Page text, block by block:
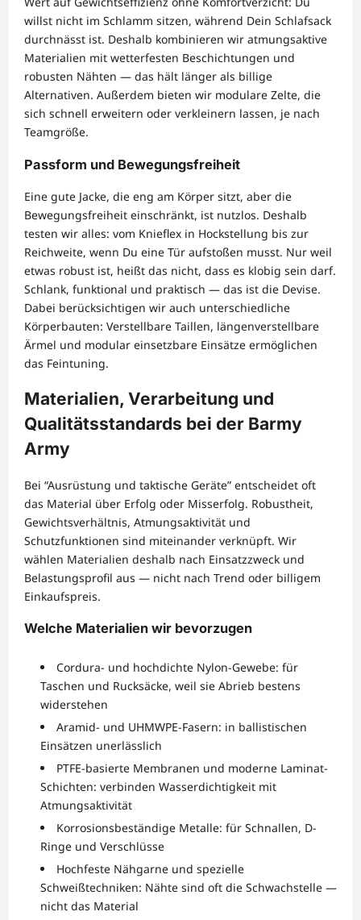
willst nicht im Schlamm sitzen, während Dein Schlafsack
durchnässt ist. Deshalb kombinieren wir atmungsaktive
Materialien mit wetterfesten Beschichtungen und
robusten Nähten — das hält länger als billige
Alternativen. Außerdem bieten wir modulare Zelte, die
sich schnell erweitern oder verkleinern lassen, je nach
Teamgröße.
Passform und Bewegungsfreiheit
Eine gute Jacke, die eng am Körper sitzt, aber die
Bewegungsfreiheit einschränkt, ist nutzlos. Deshalb
testen wir alles: vom Knieflex in Hockstellung bis zur
Reichweite, wenn Du eine Tür aufstoßen musst. Nur weil
etwas robust ist, heißt das nicht, dass es klobig sein darf.
Schlank, funktional und praktisch — das ist die Devise.
Dabei berücksichtigen wir auch unterschiedliche
Körperbauten: Verstellbare Taillen, längenverstellbare
Ärmel und modular einsetzbare Einsätze ermöglichen
das Feintuning.
Materialien, Verarbeitung und
Qualitätsstandards bei der Barmy
Army
Bei “Ausrüstung und taktische Geräte” entscheidet oft
das Material über Erfolg oder Misserfolg. Robustheit,
Gewichtsverhältnis, Atmungsaktivität und
Schutzfunktionen sind miteinander verknüpft. Wir
wählen Materialien deshalb nach Einsatzzweck und
Belastungsprofil aus — nicht nach Trend oder billigem
Einkaufspreis.
Welche Materialien wir bevorzugen
Cordura- und hochdichte Nylon-Gewebe: für
Taschen und Rucksäcke, weil sie Abrieb bestens
widerstehen
Aramid- und UHMWPE-Fasern: in ballistischen
Einsätzen unerlässlich
PTFE-basierte Membranen und moderne Laminat-
Schichten: verbinden Wasserdichtigkeit mit
Atmungsaktivität
Korrosionsbeständige Metalle: für Schnallen, D-
Ringe und Verschlüsse
Hochfeste Nähgarne und spezielle
Schweißtechniken: Nähte sind oft die Schwachstelle —
nicht das Material